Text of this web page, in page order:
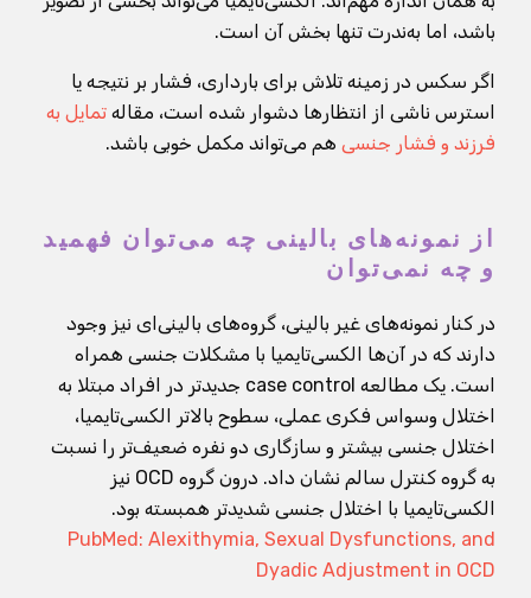
باشد، اما به‌ندرت تنها بخش آن است.
اگر سکس در زمینه تلاش برای بارداری، فشار بر نتیجه یا
استرس ناشی از انتظارها دشوار شده است، مقاله تمایل به
فرزند و فشار جنسی هم می‌تواند مکمل خوبی باشد.
از نمونه‌های بالینی چه می‌توان فهمید
و چه نمی‌توان
در کنار نمونه‌های غیر بالینی، گروه‌های بالینی‌ای نیز وجود
دارند که در آن‌ها الکسی‌تایمیا با مشکلات جنسی همراه
است. یک مطالعه case control جدیدتر در افراد مبتلا به
اختلال وسواس فکری عملی، سطوح بالاتر الکسی‌تایمیا،
اختلال جنسی بیشتر و سازگاری دو نفره ضعیف‌تر را نسبت
به گروه کنترل سالم نشان داد. درون گروه OCD نیز
الکسی‌تایمیا با اختلال جنسی شدیدتر همبسته بود.
PubMed: Alexithymia, Sexual Dysfunctions, and
Dyadic Adjustment in OCD